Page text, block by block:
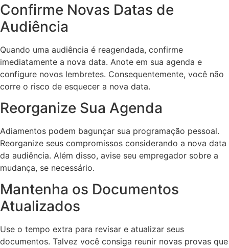
Confirme Novas Datas de
Audiência
Quando uma audiência é reagendada, confirme
imediatamente a nova data. Anote em sua agenda e
configure novos lembretes. Consequentemente, você não
corre o risco de esquecer a nova data.
Reorganize Sua Agenda
Adiamentos podem bagunçar sua programação pessoal.
Reorganize seus compromissos considerando a nova data
da audiência. Além disso, avise seu empregador sobre a
mudança, se necessário.
Mantenha os Documentos
Atualizados
Use o tempo extra para revisar e atualizar seus
documentos. Talvez você consiga reunir novas provas que